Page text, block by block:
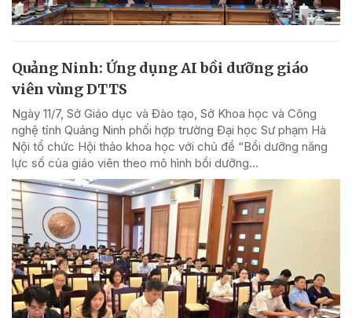
Quảng Ninh: Ứng dụng AI bồi dưỡng giáo
viên vùng DTTS
Ngày 11/7, Sở Giáo dục và Đào tạo, Sở Khoa học và Công
nghệ tỉnh Quảng Ninh phối hợp trường Đại học Sư phạm Hà
Nội tổ chức Hội thảo khoa học với chủ đề “Bồi dưỡng năng
lực số của giáo viên theo mô hình bồi dưỡng...